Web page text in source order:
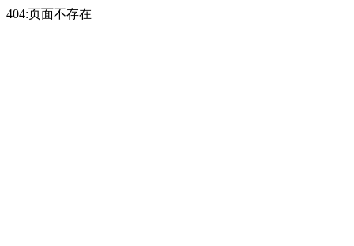
404:页面不存在